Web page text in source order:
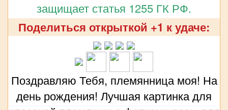
защищает статья 1255 ГК РФ.
Поделиться открыткой +1 к удаче:
Поздравляю Тебя, племянница моя! На
день рождения! Лучшая картинка для